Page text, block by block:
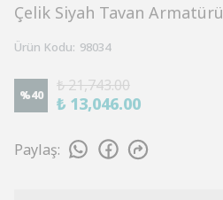
Çelik Siyah Tavan Armatürü
Ürün Kodu: 98034
%40
₺ 21,743.00
₺ 13,046.00
Paylaş: